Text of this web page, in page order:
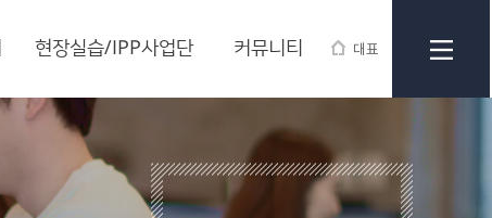
대표
현장실습/IPP사업단 커뮤니티